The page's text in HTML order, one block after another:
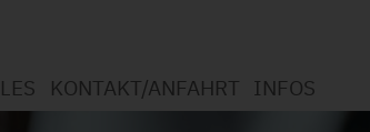
KONTAKT/ANFAHRT INFOS